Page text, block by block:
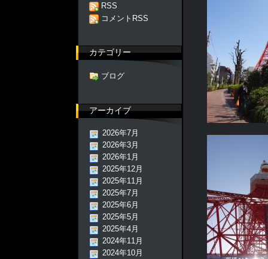
RSS
コメントRSS
カテゴリー
ブログ
アーカイブ
2026年7月
2026年3月
2026年1月
2025年12月
2025年11月
2025年7月
2025年6月
2025年5月
2025年4月
2024年11月
2024年10月